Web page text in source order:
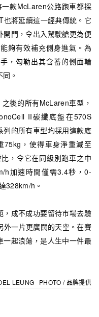
款McLaren公路跑車都採
將延續這一經典傳統。它
開門，令出入駕駛艙更為便
夠有效補充側身進氣。為
，勾勒出其含蓄的側面輪
。
後的所有McLaren車型，
II碳纖底盤在570S
的所有車型均採用這款底
75kg，使得車身淨重減至
，令它在同級別跑車之中
h加速時間僅需3.4秒，0-
328km/h。
成不成功要留待市場去驗
一片更廣闊的天空。在賽
起浪蕩，是人生中一件最
LEUNG PHOTO / 品牌提供